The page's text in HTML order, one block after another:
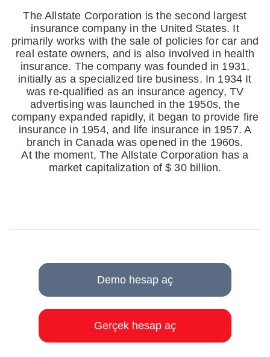
The Allstate Corporation is the second largest
insurance company in the United States. It
primarily works with the sale of policies for car and
real estate owners, and is also involved in health
insurance. The company was founded in 1931,
initially as a specialized tire business. In 1934 It
was re-qualified as an insurance agency, TV
advertising was launched in the 1950s, the
company expanded rapidly, it began to provide fire
insurance in 1954, and life insurance in 1957. A
branch in Canada was opened in the 1960s.
At the moment, The Allstate Corporation has a
market capitalization of $ 30 billion.
Demo hesap aç
Gerçek hesap aç